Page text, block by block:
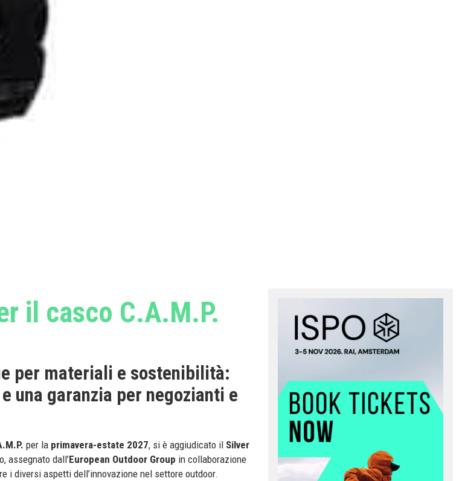
il casco C.A.M.P.
per materiali e sostenibilità:
una garanzia per negozianti e
per la primavera-estate 2027, si è aggiudicato il Silver
assegnato dall’European Outdoor Group in collaborazione
i diversi aspetti dell’innovazione nel settore outdoor.